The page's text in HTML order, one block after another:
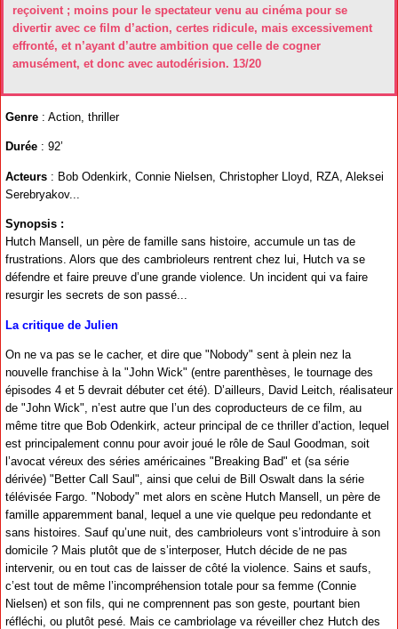
reçoivent ; moins pour le spectateur venu au cinéma pour se
divertir avec ce film d’action, certes ridicule, mais excessivement
effronté, et n’ayant d’autre ambition que celle de cogner
amusément, et donc avec autodérision. 13/20
Genre : Action, thriller
Durée : 92’
Acteurs : Bob Odenkirk, Connie Nielsen, Christopher Lloyd, RZA, Aleksei
Serebryakov...
Synopsis :
Hutch Mansell, un père de famille sans histoire, accumule un tas de
frustrations. Alors que des cambrioleurs rentrent chez lui, Hutch va se
défendre et faire preuve d’une grande violence. Un incident qui va faire
resurgir les secrets de son passé...
La critique de Julien
On ne va pas se le cacher, et dire que "Nobody" sent à plein nez la
nouvelle franchise à la "John Wick" (entre parenthèses, le tournage des
épisodes 4 et 5 devrait débuter cet été). D’ailleurs, David Leitch, réalisateur
de "John Wick", n’est autre que l’un des coproducteurs de ce film, au
même titre que Bob Odenkirk, acteur principal de ce thriller d’action, lequel
est principalement connu pour avoir joué le rôle de Saul Goodman, soit
l’avocat véreux des séries américaines "Breaking Bad" et (sa série
dérivée) "Better Call Saul", ainsi que celui de Bill Oswalt dans la série
télévisée Fargo. "Nobody" met alors en scène Hutch Mansell, un père de
famille apparemment banal, lequel a une vie quelque peu redondante et
sans histoires. Sauf qu’une nuit, des cambrioleurs vont s’introduire à son
domicile ? Mais plutôt que de s’interposer, Hutch décide de ne pas
intervenir, ou en tout cas de laisser de côté la violence. Sains et saufs,
c’est tout de même l’incompréhension totale pour sa femme (Connie
Nielsen) et son fils, qui ne comprennent pas son geste, pourtant bien
réfléchi, ou plutôt pesé. Mais ce cambriolage va réveiller chez Hutch des